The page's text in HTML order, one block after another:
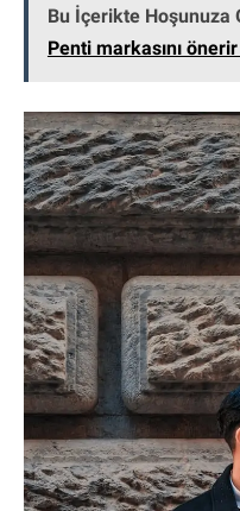
Bu İçerikte Hoşunuza
Penti markasını